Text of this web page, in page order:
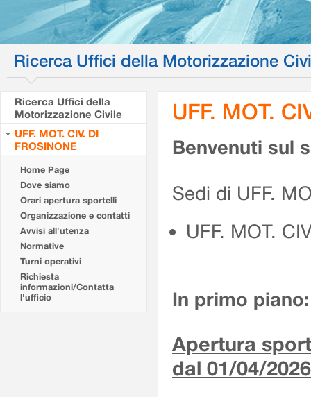
Ricerca Uffici della Motorizzazione
Ricerca Uffici della
Motorizzazione Civile
UFF. MOT. CIV. DI
FROSINONE
Home Page
Dove siamo
Orari apertura sportelli
Organizzazione e contatti
Avvisi all'utenza
Normative
Turni operativi
Richiesta
informazioni/Contatta
l'ufficio
UFF. MOT.
Benvenuti sul
Sedi di UFF.
UFF. MOT.
In primo piano:
Apertura
dal 01/04/2026